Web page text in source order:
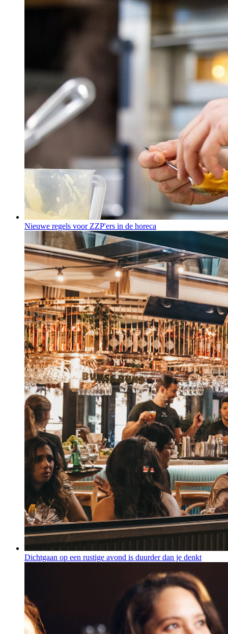
Nieuwe regels voor ZZP'ers in de horeca
Dichtgaan op een rustige avond is duurder dan je denkt